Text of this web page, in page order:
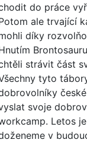
do práce
ale trvající
díky
strávit část
tyto
svoje
Letos
v